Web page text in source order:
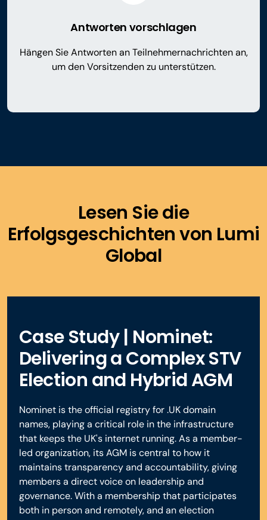
Antworten vorschlagen
Hängen Sie Antworten an Teilnehmernachrichten an,
um den Vorsitzenden zu unterstützen.
Lesen Sie die
Erfolgsgeschichten von Lumi
Global
Case Study | Nominet:
Delivering a Complex STV
Election and Hybrid AGM
Nominet is the official registry for .UK domain
names, playing a critical role in the infrastructure
that keeps the UK's internet running. As a member-
led organization, its AGM is central to how it
maintains transparency and accountability, giving
members a direct voice on leadership and
governance. With a membership that participates
both in person and remotely, and an election